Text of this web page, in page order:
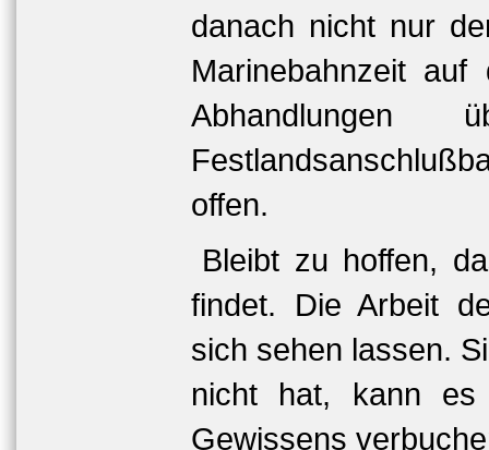
danach nicht nur
Marinebahnzeit
offen.
Bleibt zu hoffen,
findet. Die Arbeit
sich sehen lassen.
nicht hat, kann es
Gewissens